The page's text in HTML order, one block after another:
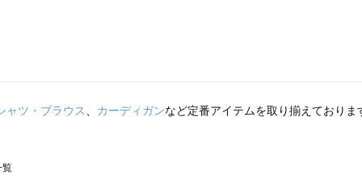
ャツ・ブラウス、 カーディガンなど定番アイテムを取り揃えておりま
覧